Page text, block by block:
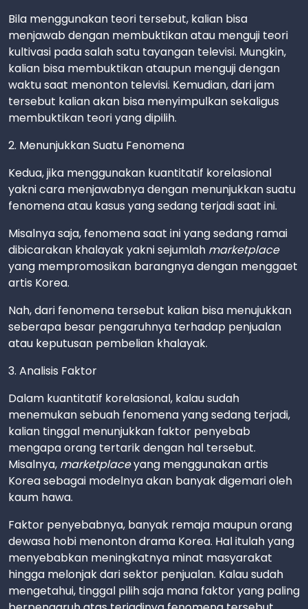
Bila menggunakan teori tersebut, kalian bisa
menjawab dengan membuktikan atau menguji teori
kultivasi pada salah satu tayangan televisi. Mungkin,
kalian bisa membuktikan ataupun menguji dengan
waktu saat menonton televisi. Kemudian, dari jam
tersebut kalian akan bisa menyimpulkan sekaligus
membuktikan teori yang dipilih.
2. Menunjukkan Suatu Fenomena
Kedua, jika menggunakan kuantitatif korelasional
yakni cara menjawabnya dengan menunjukkan suatu
fenomena atau kasus yang sedang terjadi saat ini.
Misalnya saja, fenomena saat ini yang sedang ramai
dibicarakan khalayak yakni sejumlah marketplace
yang mempromosikan barangnya dengan menggaet
artis Korea.
Nah, dari fenomena tersebut kalian bisa menujukkan
seberapa besar pengaruhnya terhadap penjualan
atau keputusan pembelian khalayak.
3. Analisis Faktor
Dalam kuantitatif korelasional, kalau sudah
menemukan sebuah fenomena yang sedang terjadi,
kalian tinggal menunjukkan faktor penyebab
mengapa orang tertarik dengan hal tersebut.
Misalnya, marketplaceyang menggunakan artis
Korea sebagai modelnya akan banyak digemari oleh
kaum hawa.
Faktor penyebabnya, banyak remaja maupun orang
dewasa hobi menonton drama Korea. Hal itulah yang
menyebabkan meningkatnya minat masyarakat
hingga melonjak dari sektor penjualan. Kalau sudah
mengetahui, tinggal pilih saja mana faktor yang paling